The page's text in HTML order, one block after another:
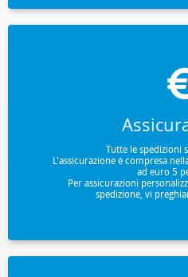
Tutte le spedizioni
L'assicurazione è compresa
ad euro 5
Per assicurazioni
spedizione, vi